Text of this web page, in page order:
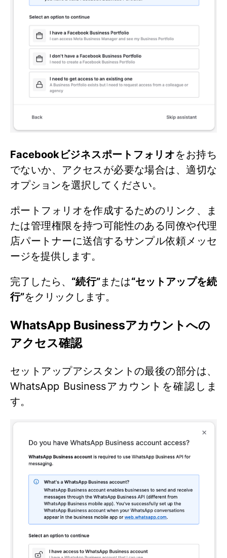
Facebookビジネスポートフォリオをお持ち
でないか、アクセスが必要な場合は、適切な
オプションを選択してください。
ポートフォリオを作成するためのリンク、ま
たは管理権限を持つ可能性のある同僚や代理
店パートナーに送信するサンプル依頼メッセ
ージを提供します。
完了したら、 “続行”または“セットアップを続
行”をクリックします。
WhatsApp Businessアカウントへの
アクセス確認
セットアップアシスタントの最後の部分は、
WhatsApp Businessアカウントを確認しま
す。